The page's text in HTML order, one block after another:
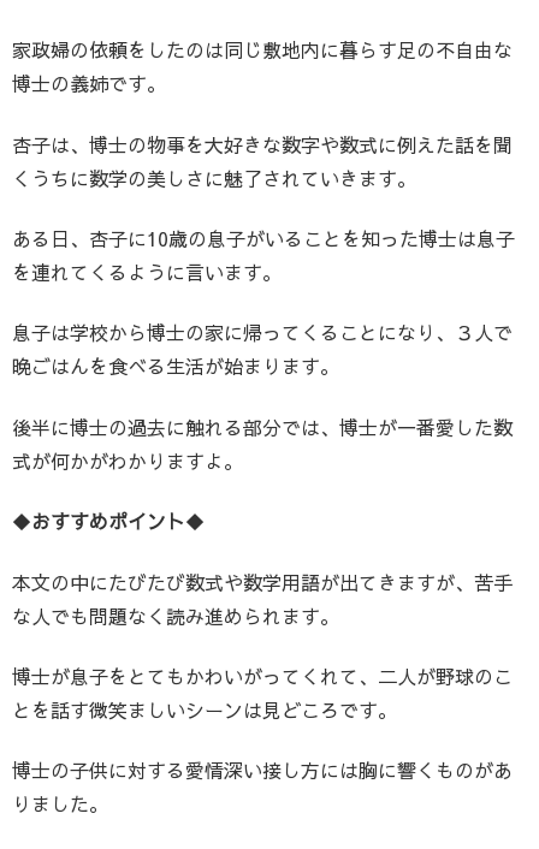
家政婦の依頼をしたのは同じ敷地内に暮らす足の不自由な
博士の義姉です。
杏子は、博士の物事を大好きな数字や数式に例えた話を聞
くうちに数学の美しさに魅了されていきます。
ある日、杏子に10歳の息子がいることを知った博士は息子
を連れてくるように言います。
息子は学校から博士の家に帰ってくることになり、３人で
晩ごはんを食べる生活が始まります。
後半に博士の過去に触れる部分では、博士が一番愛した数
式が何かがわかりますよ。
◆おすすめポイント◆
本文の中にたびたび数式や数学用語が出てきますが、苦手
な人でも問題なく読み進められます。
博士が息子をとてもかわいがってくれて、二人が野球のこ
とを話す微笑ましいシーンは見どころです。
博士の子供に対する愛情深い接し方には胸に響くものがあ
りました。